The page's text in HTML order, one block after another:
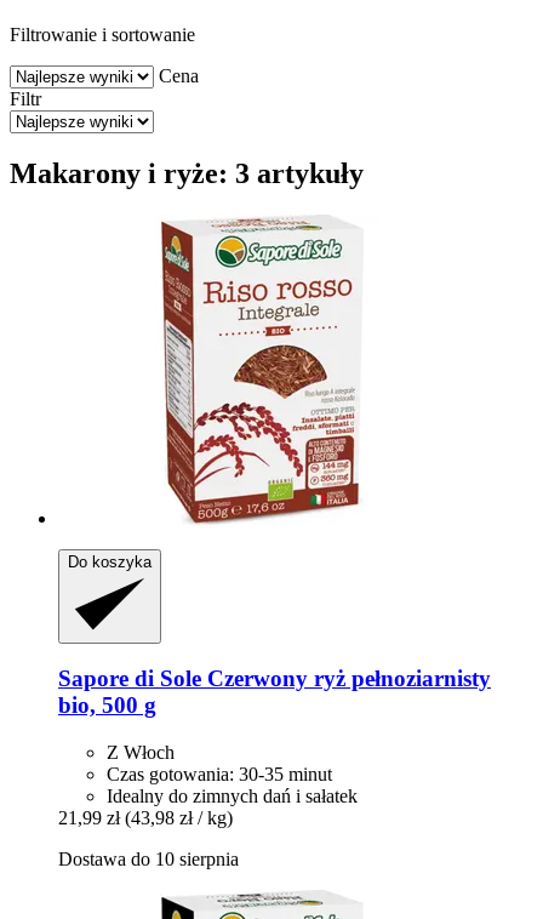
Filtrowanie i sortowanie
Cena
Filtr
Makarony i ryże: 3 artykuły
Do koszyka
Sapore di Sole Czerwony ryż pełnoziarnisty
bio, 500 g
Z Włoch
Czas gotowania: 30-35 minut
Idealny do zimnych dań i sałatek
21,99 zł (43,98 zł / kg)
Dostawa do 10 sierpnia